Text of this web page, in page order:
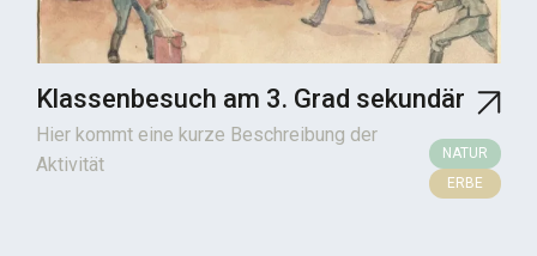
Klassenbesuch am 3. Grad sekundär
Hier kommt eine kurze Beschreibung der
Aktivität
NATUR
ERBE